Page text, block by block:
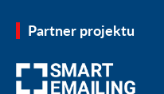
Partner projektu